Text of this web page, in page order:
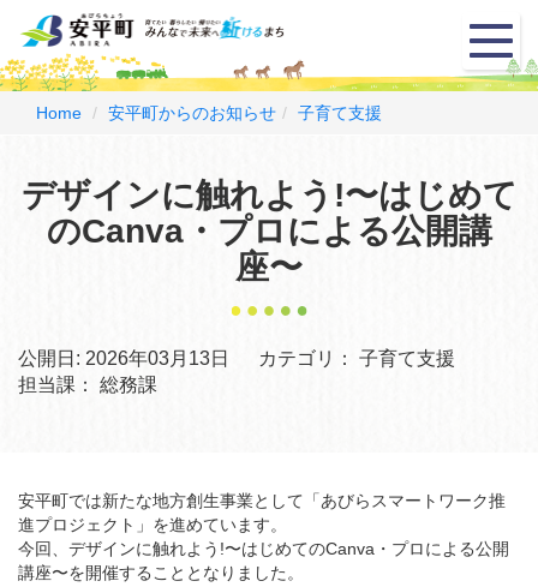
メ
ニ
ュ
Home 安平町からのお知らせ 子育て支援
デザインに触れよう!〜はじめて
のCanva・プロによる公開講
座〜
公開日: 2026年03月13日 カテゴリ：
子育て支援
担当課：
総務課
安平町では新たな地方創生事業として「あびらスマートワーク推
進プロジェクト」を進めています。
今回、デザインに触れよう!〜はじめてのCanva・プロによる公開
講座〜を開催することとなりました。